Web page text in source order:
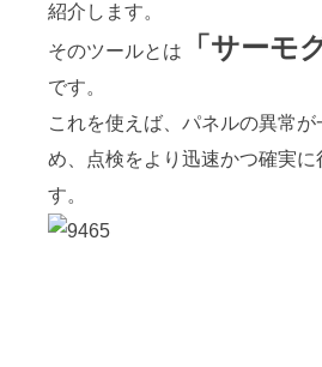
紹介します。
そのツールとは
「サーモ
です。
これを使えば、パネルの異常が
め、点検をより迅速かつ確実に
す。